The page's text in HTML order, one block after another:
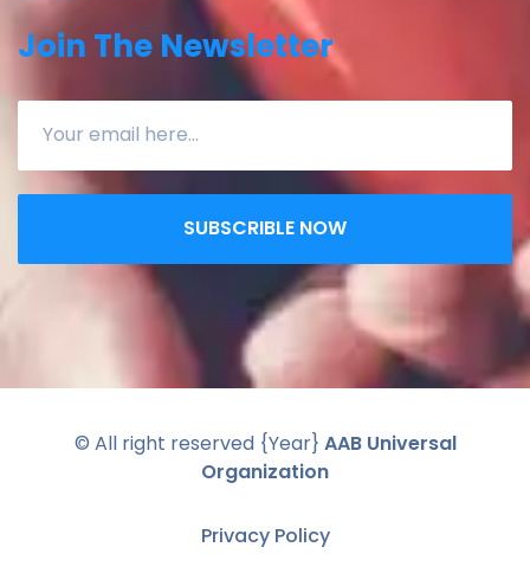
Join The Newsletter
SUBSCRIBLE NOW
© All right reserved {Year} AAB Universal
Organization
Privacy Policy